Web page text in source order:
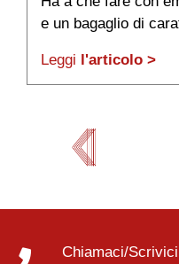
e un bagaglio di
Leggi l'articolo >
Chiamaci/Scrivici